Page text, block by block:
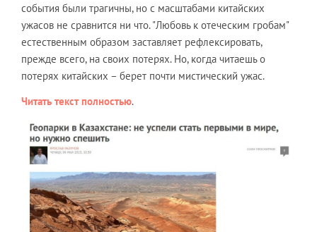
события были трагичны, но с масштабами китайских
ужасов не сравнится ни что. "Любовь к отеческим гробам"
естественным образом заставляет рефлексировать,
прежде всего, на своих потерях. Но, когда читаешь о
потерях китайских – берет почти мистический ужас.
Читать текст полностью.